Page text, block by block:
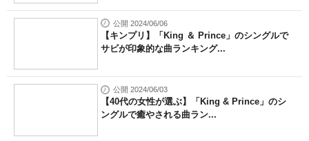
公開 2024/06/06
【キンプリ】「King ＆ Prince」のシングルで
サビが印象的な曲ランキング...
公開 2024/06/03
【40代の女性が選ぶ】「King & Prince」のシ
ングルで癒やされる曲ラン...